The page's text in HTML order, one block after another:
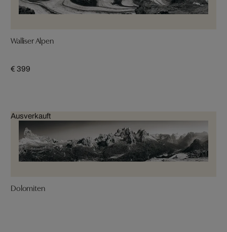
Walliser Alpen
€ 399
Ausverkauft
Dolomiten